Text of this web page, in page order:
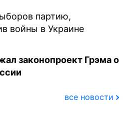
партию,
войны в Украине
законопроект Грэма о
все новости